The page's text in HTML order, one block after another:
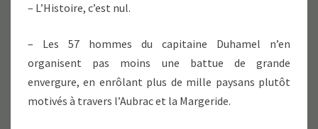
– L’Histoire, c’est nul.
– Les 57 hommes du capitaine Duhamel n’en
organisent pas moins une battue de grande
envergure, en enrôlant plus de mille paysans plutôt
motivés à travers l’Aubrac et la Margeride.